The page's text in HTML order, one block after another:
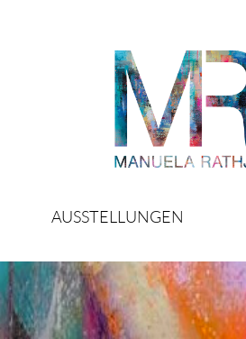
AUSSTELLUNGEN